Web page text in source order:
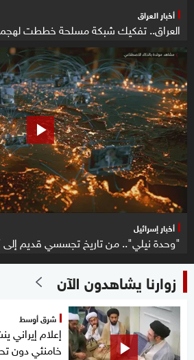
أخبار العراق
العراق.. تفكيك شبكة مسلحة خططت
أخبار إسرائيل
"وحدة نيلي".. من تاريخ تجسسي قديم إلى
زوارنا يشاهدون الآن
شرق أوسط
إعلام إيراني
خامنئي دون